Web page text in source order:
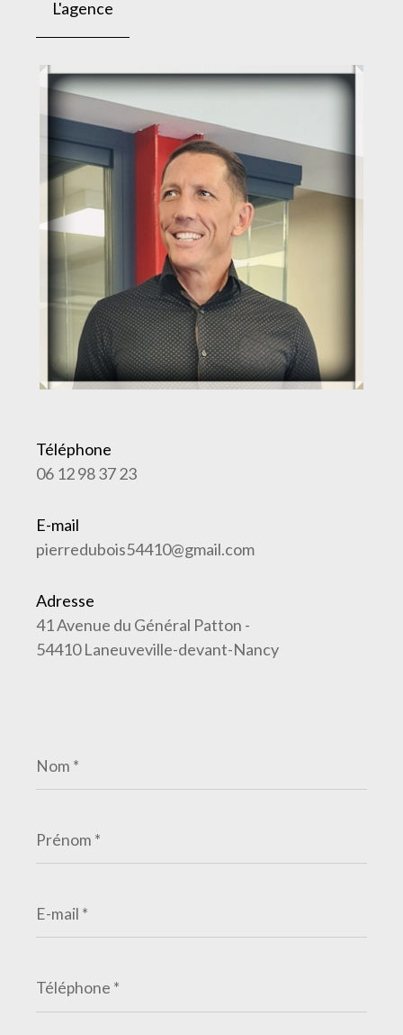
L'agence
Téléphone
06 12 98 37 23
E-mail
pierredubois54410@gmail.com
Adresse
41 Avenue du Général Patton -
54410 Laneuveville-devant-Nancy
*
*
mail
*
*